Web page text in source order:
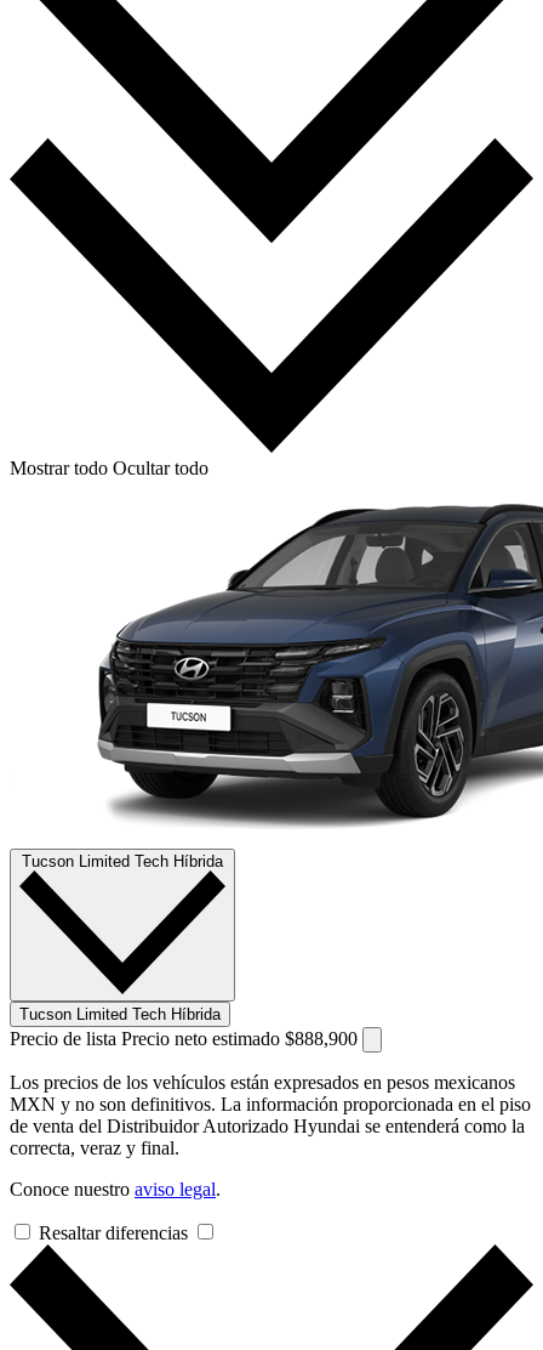
Mostrar todo Ocultar todo
Tucson Limited Tech Híbrida
Tucson Limited Tech Híbrida
Precio de lista Precio neto estimado $888,900
Los precios de los vehículos están expresados en pesos mexicanos
MXN y no son definitivos. La información proporcionada en el piso
de venta del Distribuidor Autorizado Hyundai se entenderá como la
correcta, veraz y final.
Conoce nuestro aviso legal.
Resaltar diferencias